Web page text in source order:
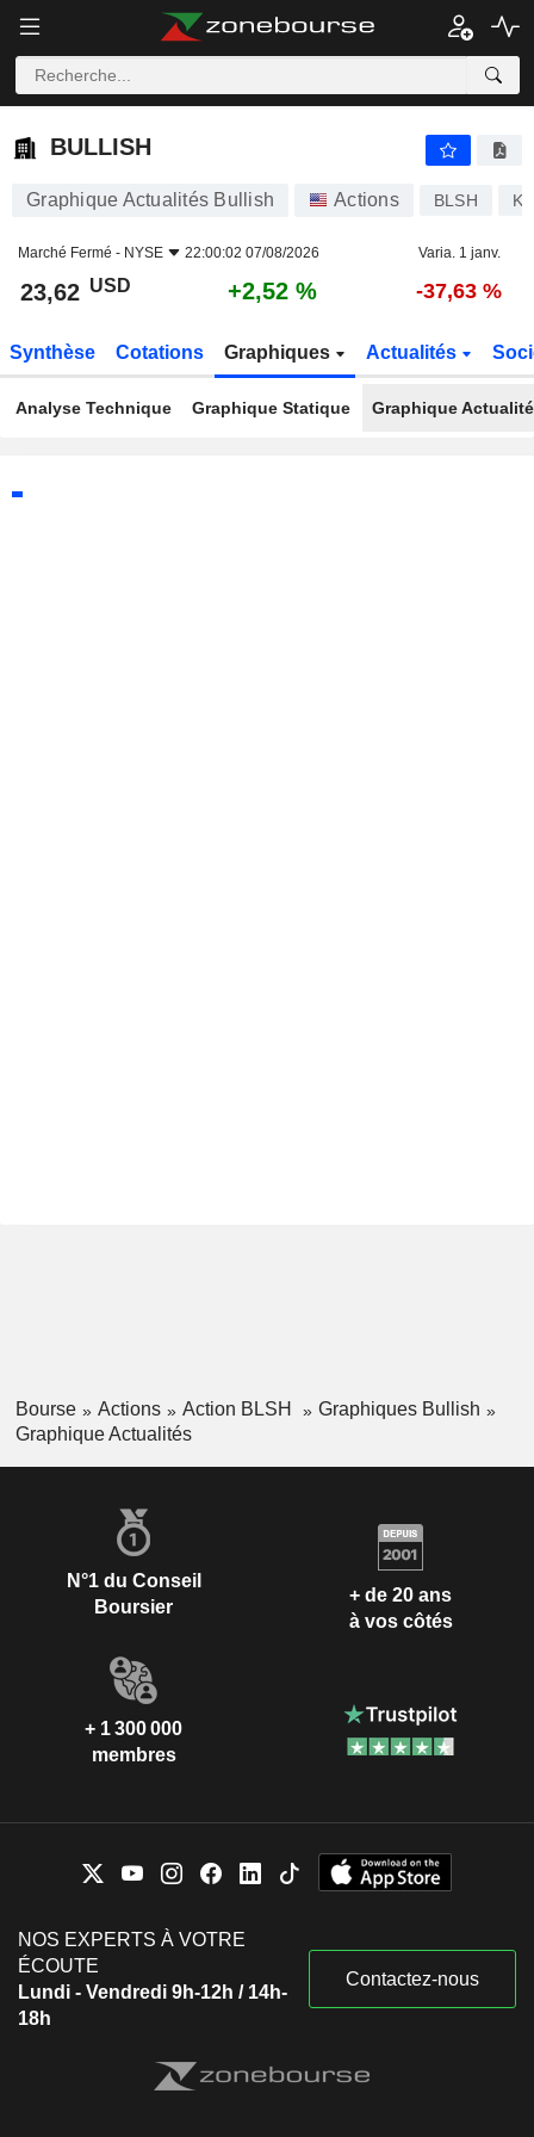
BULLISH
BULLISH
Graphique Actualités Bullish Actions BLSH
Marché Fermé - NYSE 22:00:02 07/08/2026 Varia. 1 janv.
23,62 USD +2,52 % -37,63 %
Synthèse Cotations Graphiques Actualités
Analyse Technique Graphique Statique Graphique
Bourse Actions Action BLSH
Graphiques Bullish
Graphique Actualités
N°1 du Conseil
Boursier
+ de 20 ans
à vos côtés
+ 1 300 000
membres
NOS EXPERTS À VOTRE
ÉCOUTE
Lundi - Vendredi 9h-12h / 14h-
18h
Contactez-nous